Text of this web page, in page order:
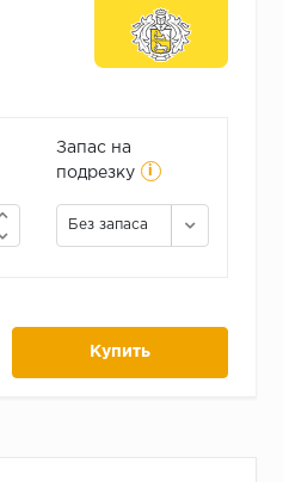
Запас на
подрезку
i
Без запаса
Купить